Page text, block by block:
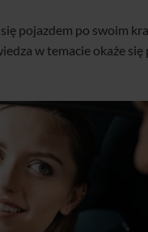
pojazdem po swoim
w temacie okaże się